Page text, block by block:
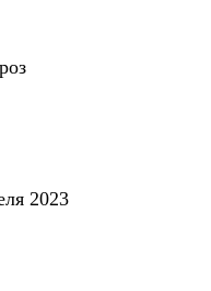
2023